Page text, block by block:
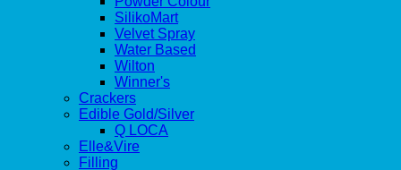
SilikoMart
Velvet Spray
Water Based
Wilton
Winner's
Crackers
Edible Gold/Silver
Q LOCA
Elle&Vire
Filling